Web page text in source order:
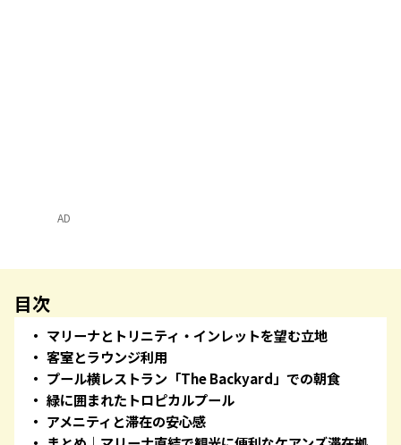
AD
目次
マリーナとトリニティ・インレットを望む立地
客室とラウンジ利用
プール横レストラン「The Backyard」での朝食
緑に囲まれたトロピカルプール
アメニティと滞在の安心感